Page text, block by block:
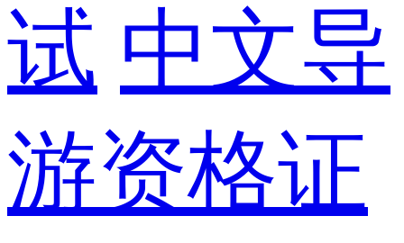
试 中文导
游资格证